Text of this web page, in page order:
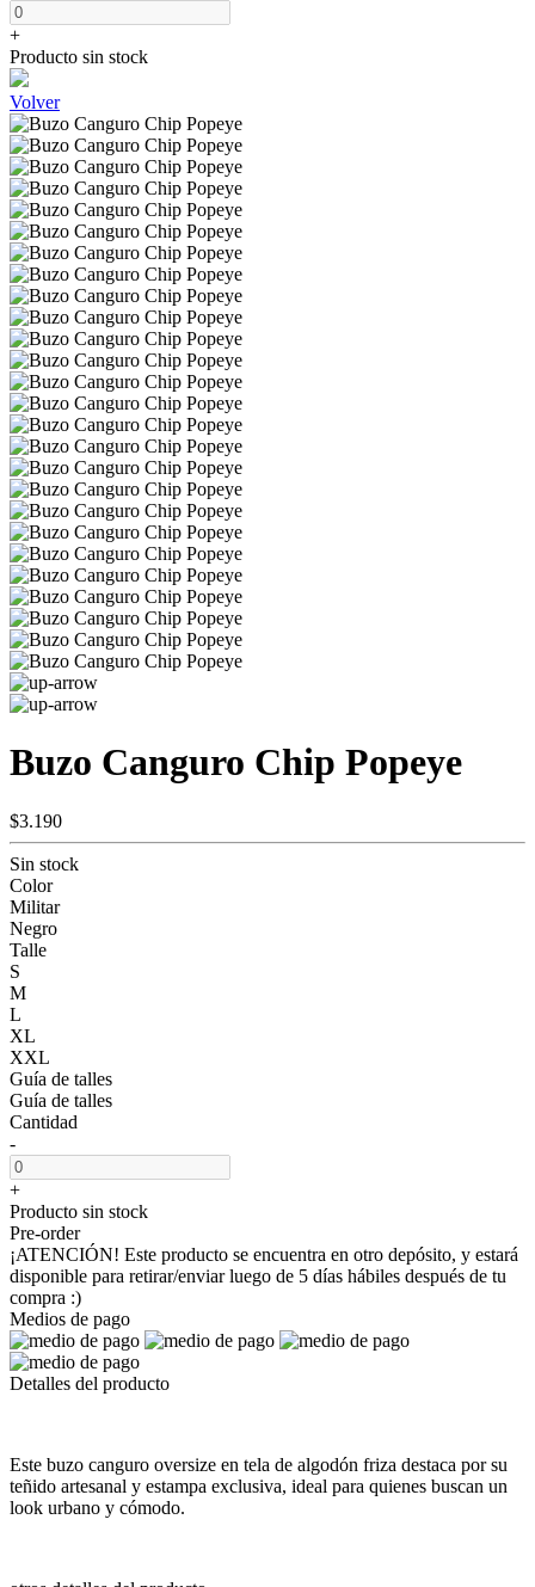
+
Producto sin stock
Volver
Buzo Canguro Chip Popeye
$3.190
Sin stock
Color
Militar
Negro
Talle
S
M
L
XL
XXL
Guía de talles
Guía de talles
Cantidad
-
+
Producto sin stock
Pre-order
¡ATENCIÓN! Este producto se encuentra en otro depósito, y estará
disponible para retirar/enviar luego de 5 días hábiles después de tu
compra :)
Medios de pago
Detalles del producto
Este buzo canguro oversize en tela de algodón friza destaca por su
teñido artesanal y estampa exclusiva, ideal para quienes buscan un
look urbano y cómodo.